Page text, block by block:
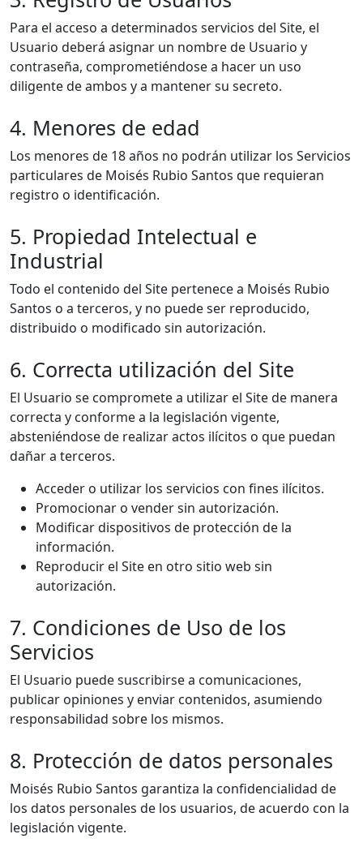
Para el acceso a determinados servicios del Site, el
Usuario deberá asignar un nombre de Usuario y
contraseña, comprometiéndose a hacer un uso
diligente de ambos y a mantener su secreto.
4. Menores de edad
Los menores de 18 años no podrán utilizar los Servicios
particulares de Moisés Rubio Santos que requieran
registro o identificación.
5. Propiedad Intelectual e
Industrial
Todo el contenido del Site pertenece a Moisés Rubio
Santos o a terceros, y no puede ser reproducido,
distribuido o modificado sin autorización.
6. Correcta utilización del Site
El Usuario se compromete a utilizar el Site de manera
correcta y conforme a la legislación vigente,
absteniéndose de realizar actos ilícitos o que puedan
dañar a terceros.
Acceder o utilizar los servicios con fines ilícitos.
Promocionar o vender sin autorización.
Modificar dispositivos de protección de la
información.
Reproducir el Site en otro sitio web sin
autorización.
7. Condiciones de Uso de los
Servicios
El Usuario puede suscribirse a comunicaciones,
publicar opiniones y enviar contenidos, asumiendo
responsabilidad sobre los mismos.
8. Protección de datos personales
Moisés Rubio Santos garantiza la confidencialidad de
los datos personales de los usuarios, de acuerdo con la
legislación vigente.